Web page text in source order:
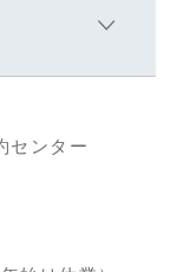
センター